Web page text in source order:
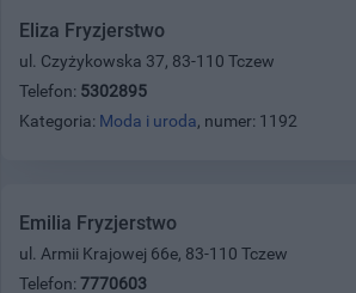
Eliza Fryzjerstwo
ul. Czyżykowska 37, 83-110 Tczew
Telefon: 5302895
Kategoria: Moda i uroda, numer: 1192
Emilia Fryzjerstwo
ul. Armii Krajowej 66e, 83-110 Tczew
Telefon: 7770603